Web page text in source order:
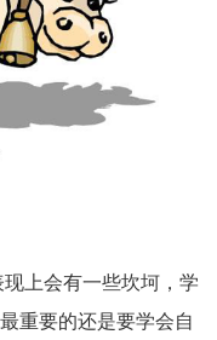
上会有一些坎坷，学
重要的还是要学会自